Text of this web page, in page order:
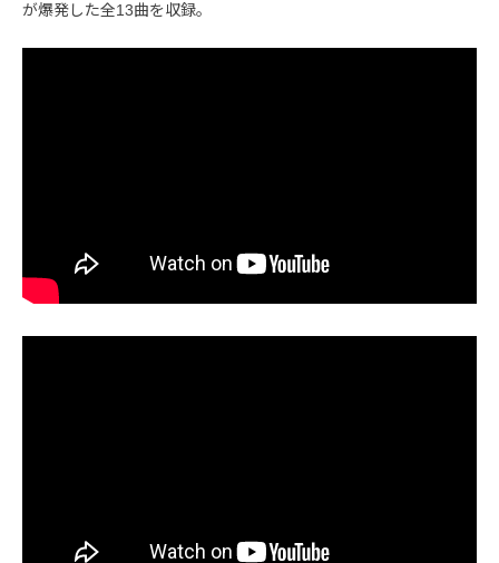
が爆発した全13曲を収録。